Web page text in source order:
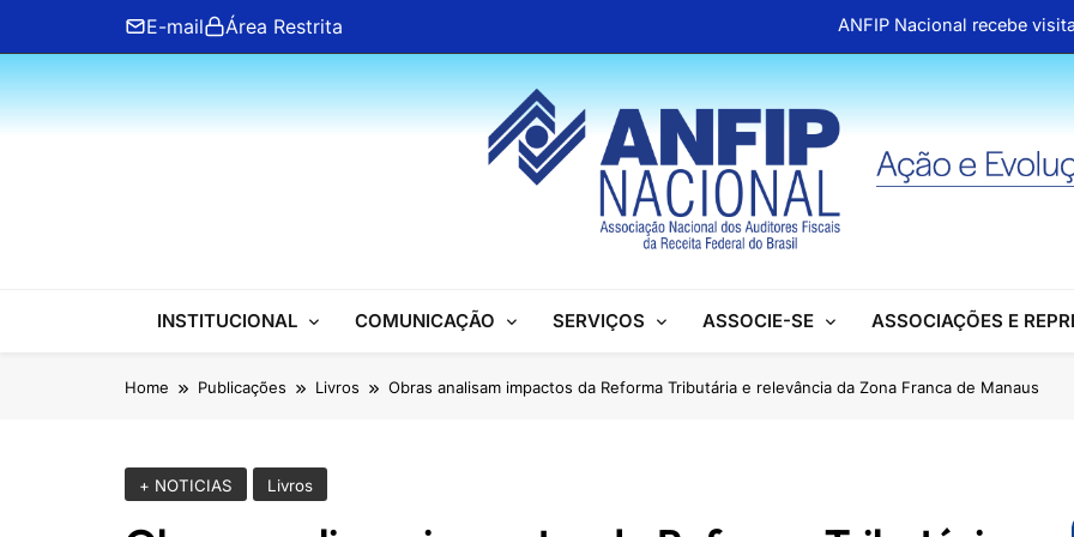
content
E-mail Área Restrita ANFIP Nacional recebe
ANFIP reúne escritórios de advocacia para discutir
Honras a um gigante na construção da Seguridade
ANFIP Nacional recebe
ANFIP reúne escritórios de advocacia para
Honras a um gigante na construção da Seguridade
ANFIP Nacional
INSTITUCIONAL COMUNICAÇÃO SERVIÇOS ASSOCIE-SE ASSOCIAÇÕES E
Home Publicações Livros Obras analisam impactos da Reforma Tributária e relevância da Zona Franca de Manaus
+ NOTICIAS Livros